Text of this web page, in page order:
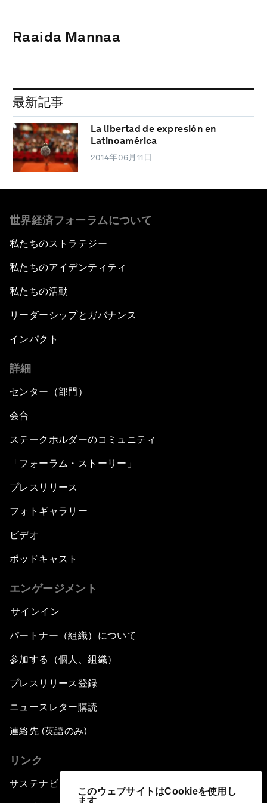
このウェブサイトはCookieを使用し
ます
Raaida Mannaa
最新記事
La libertad de expresión en
Latinoamérica
2014年06月11日
世界経済フォーラムについて
私たちのストラテジー
私たちのアイデンティティ
私たちの活動
リーダーシップとガバナンス
インパクト
詳細
センター（部門）
会合
ステークホルダーのコミュニティ
「フォーラム・ストーリー」
プレスリリース
フォトギャラリー
ビデオ
ポッドキャスト
エンゲージメント
サインイン
パートナー（組織）について
参加する（個人、組織）
プレスリリース登録
ニュースレター購読
連絡先 (英語のみ)
リンク
サステナビリティへの取り組み